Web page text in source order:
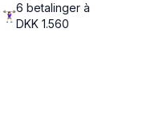
6 betalinger à
DKK 1.560